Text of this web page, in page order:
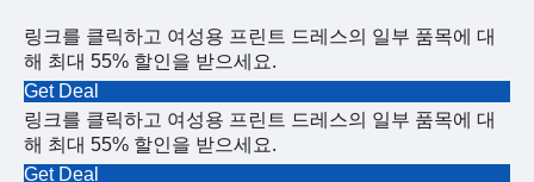
링크를 클릭하고 여성용 프린트 드레스의 일부 품목에 대
해 최대 55% 할인을 받으세요.
Get Deal
링크를 클릭하고 여성용 프린트 드레스의 일부 품목에 대
해 최대 55% 할인을 받으세요.
Get Deal